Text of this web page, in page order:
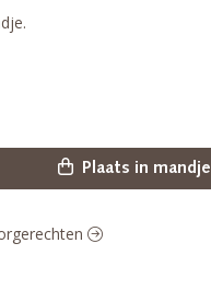
Plaats in mandje